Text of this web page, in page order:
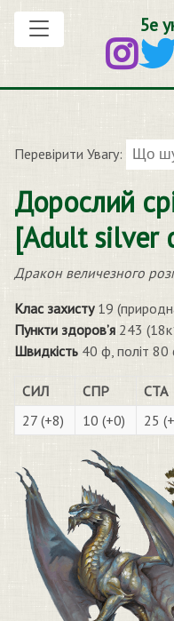
5е
Перевірити Увагу:
Дорослий
[Adult silver
Дракон величезного
Клас захисту19
Пункти здоров’я 243
Швидкість 40 ф, політ 80
СИЛ СПР СТА
27 (+8)
10 (+0) 25